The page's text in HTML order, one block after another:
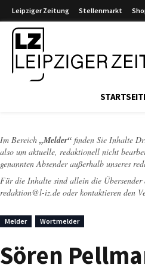
Leipziger Zeitung Stellenmarkt
Im Bereich „Melder“ finden Sie Inhalte
also um aktuelle, redaktionell nicht
genannten Absender außerhalb unseres
Für die Inhalte sind allein die Übersender
redaktion@l-iz.de oder kontaktieren den
Melder Wortmelder
Sören